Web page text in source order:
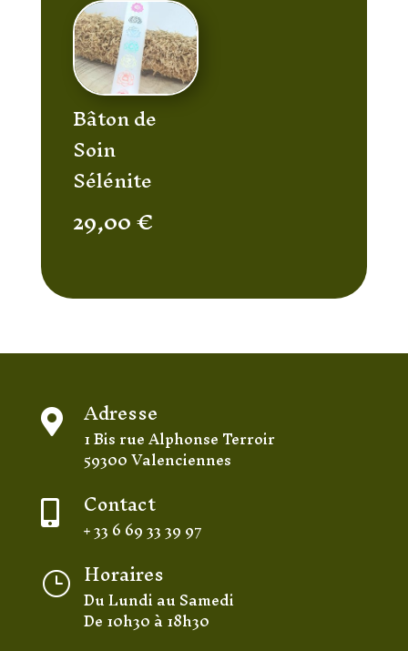
Bâton de
Soin
Sélénite
29,00€
 Adresse
1 Bis rue Alphonse Terroir
59300 Valenciennes
 Contact
+ 33 6 69 33 39 97
} Horaires
Du Lundi au Samedi
De 10h30 à 18h30